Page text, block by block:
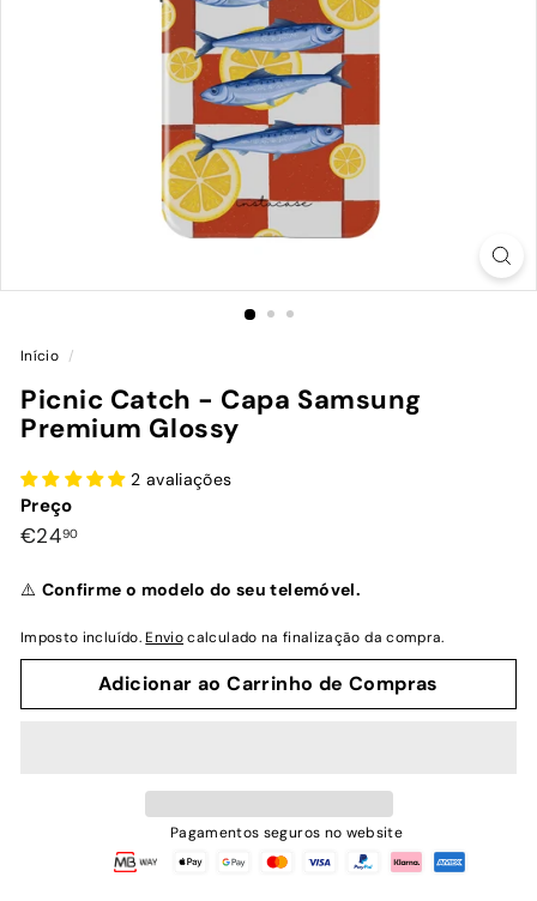
Início /
Picnic Catch - Capa Samsung
Premium Glossy
2 avaliações
Preço
Preço
€2490€24,90
⚠️ Confirme o modelo do seu telemóvel.
Imposto incluído.Enviocalculado na finalização da compra.
Adicionar ao Carrinho de Compras
Pagamentos seguros no website